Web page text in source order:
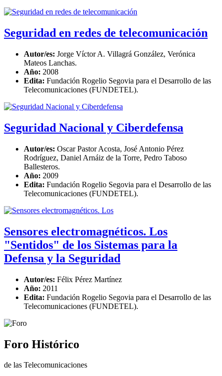
Seguridad en redes de telecomunicación
Autor/es: Jorge Víctor A. Villagrá González, Verónica
Mateos Lanchas.
Año: 2008
Edita: Fundación Rogelio Segovia para el Desarrollo de las
Telecomunicaciones (FUNDETEL).
Seguridad Nacional y Ciberdefensa
Autor/es: Oscar Pastor Acosta, José Antonio Pérez
Rodríguez, Daniel Arnáiz de la Torre, Pedro Taboso
Ballesteros.
Año: 2009
Edita: Fundación Rogelio Segovia para el Desarrollo de las
Telecomunicaciones (FUNDETEL).
Sensores electromagnéticos. Los
"Sentidos" de los Sistemas para la
Defensa y la Seguridad
Autor/es: Félix Pérez Martínez
Año: 2011
Edita: Fundación Rogelio Segovia para el Desarrollo de las
Telecomunicaciones (FUNDETEL).
Foro Histórico
de las Telecomunicaciones